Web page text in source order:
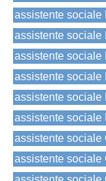
assistente sociale
assistente sociale
assistente sociale
assistente sociale
assistente sociale
assistente sociale
assistente sociale
assistente sociale